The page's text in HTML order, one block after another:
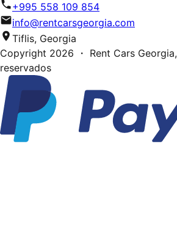
+995 558 109 854
info@rentcarsgeorgia.com
Tiflis, Georgia
Copyright 2026 ・ Rent Cars Georgia,
reservados